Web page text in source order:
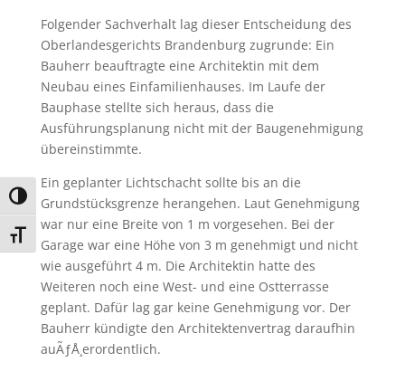
Umschalten auf hohe Kontraste
Schrift vergrößern
Folgender Sachverhalt lag dieser Entscheidung des
Oberlandesgerichts Brandenburg zugrunde: Ein
Bauherr beauftragte eine Architektin mit dem
Neubau eines Einfamilienhauses. Im Laufe der
Bauphase stellte sich heraus, dass die
Ausführungsplanung nicht mit der Baugenehmigung
übereinstimmte.
Ein geplanter Lichtschacht sollte bis an die
Grundstücksgrenze herangehen. Laut Genehmigung
war nur eine Breite von 1 m vorgesehen. Bei der
Garage war eine Höhe von 3 m genehmigt und nicht
wie ausgeführt 4 m. Die Architektin hatte des
Weiteren noch eine West- und eine Ostterrasse
geplant. Dafür lag gar keine Genehmigung vor. Der
Bauherr kündigte den Architektenvertrag daraufhin
auÃƒÅ¸erordentlich.